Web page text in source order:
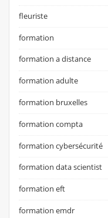
fleuriste
formation
formation a distance
formation adulte
formation bruxelles
formation compta
formation cybersécurité
formation data scientist
formation eft
formation emdr